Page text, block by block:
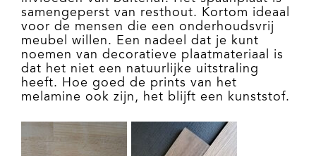
samengeperst van resthout. Kortom ideaal
voor de mensen die een onderhoudsvrij
meubel willen. Een nadeel dat je kunt
noemen van decoratieve plaatmateriaal is
dat het niet een natuurlijke uitstraling
heeft. Hoe goed de prints van het
melamine ook zijn, het blijft een kunststof.